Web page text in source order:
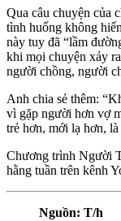
Qua câu chuyện của
tình huống không
này tuy đã “lầm
khi mọi chuyện xảy
người chồng, người
Anh chia sẻ thêm:
vì gặp người hơn vợ
trẻ hơn, mới lạ hơn,
Chương trình Người
hằng tuần trên kênh
Nguồn: T/h